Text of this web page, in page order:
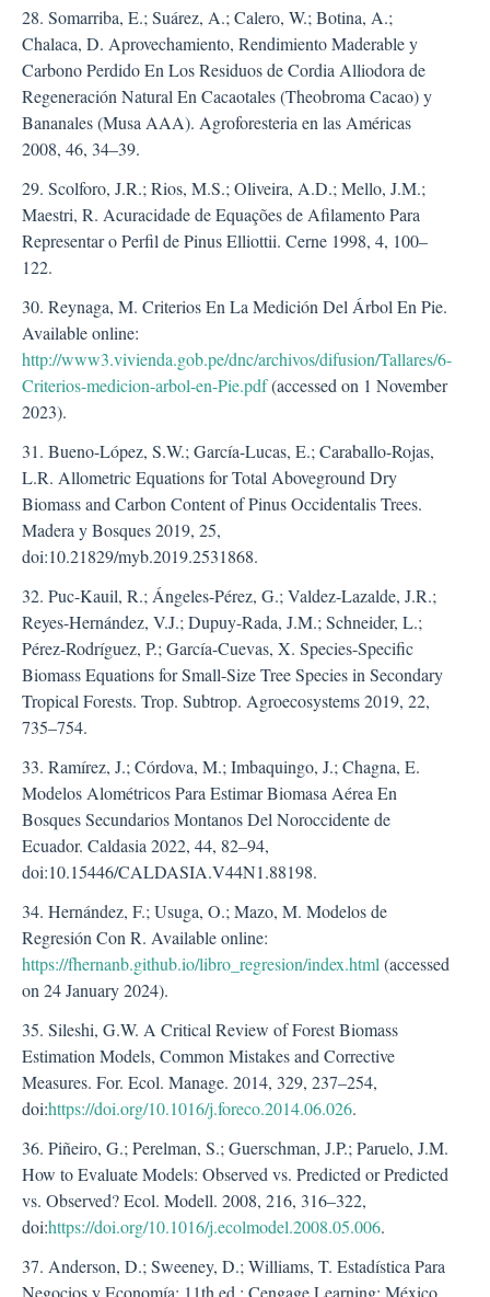
28. Somarriba, E.; Suárez, A.; Calero, W.; Botina, A.;
Chalaca, D. Aprovechamiento, Rendimiento Maderable y
Carbono Perdido En Los Residuos de Cordia Alliodora de
Regeneración Natural En Cacaotales (Theobroma Cacao) y
Bananales (Musa AAA). Agroforesteria en las Américas
2008, 46, 34–39.
29. Scolforo, J.R.; Rios, M.S.; Oliveira, A.D.; Mello, J.M.;
Maestri, R. Acuracidade de Equações de Afilamento Para
Representar o Perfil de Pinus Elliottii. Cerne 1998, 4, 100–
122.
30. Reynaga, M. Criterios En La Medición Del Árbol En Pie.
Available online:
http://www3.vivienda.gob.pe/dnc/archivos/difusion/Tallares/6-
Criterios-medicion-arbol-en-Pie.pdf(accessed on 1 November
2023).
31. Bueno-López, S.W.; García-Lucas, E.; Caraballo-Rojas,
L.R. Allometric Equations for Total Aboveground Dry
Biomass and Carbon Content of Pinus Occidentalis Trees.
Madera y Bosques 2019, 25,
doi:10.21829/myb.2019.2531868.
32. Puc-Kauil, R.; Ángeles-Pérez, G.; Valdez-Lazalde, J.R.;
Reyes-Hernández, V.J.; Dupuy-Rada, J.M.; Schneider, L.;
Pérez-Rodríguez, P.; García-Cuevas, X. Species-Specific
Biomass Equations for Small-Size Tree Species in Secondary
Tropical Forests. Trop. Subtrop. Agroecosystems 2019, 22,
735–754.
33. Ramírez, J.; Córdova, M.; Imbaquingo, J.; Chagna, E.
Modelos Alométricos Para Estimar Biomasa Aérea En
Bosques Secundarios Montanos Del Noroccidente de
Ecuador. Caldasia 2022, 44, 82–94,
doi:10.15446/CALDASIA.V44N1.88198.
34. Hernández, F.; Usuga, O.; Mazo, M. Modelos de
Regresión Con R. Available online:
https://fhernanb.github.io/libro_regresion/index.html (accessed
on 24 January 2024).
35. Sileshi, G.W. A Critical Review of Forest Biomass
Estimation Models, Common Mistakes and Corrective
Measures. For. Ecol. Manage. 2014, 329, 237–254,
doi:https://doi.org/10.1016/j.foreco.2014.06.026.
36. Piñeiro, G.; Perelman, S.; Guerschman, J.P.; Paruelo, J.M.
How to Evaluate Models: Observed vs. Predicted or Predicted
vs. Observed? Ecol. Modell. 2008, 216, 316–322,
doi:https://doi.org/10.1016/j.ecolmodel.2008.05.006.
37. Anderson, D.; Sweeney, D.; Williams, T. Estadística Para
Negocios y Economía; 11th ed.; Cengage Learning: México